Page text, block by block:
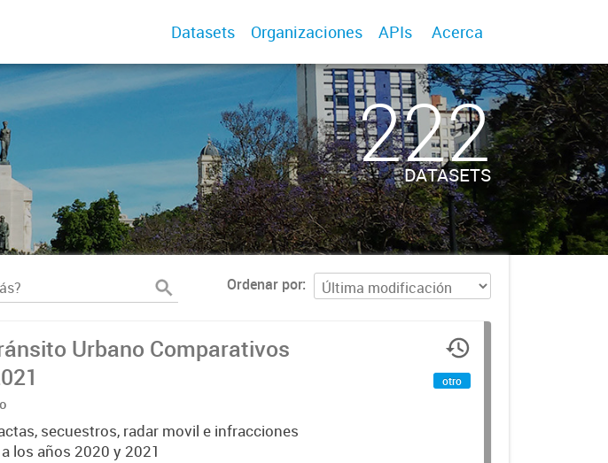
Datasets Organizaciones APIs Acerca
222
DATASETS
Ordenar por
Urbano Comparativos
secuestros, radar movil e infracciones
los años 2020 y 2021
otro